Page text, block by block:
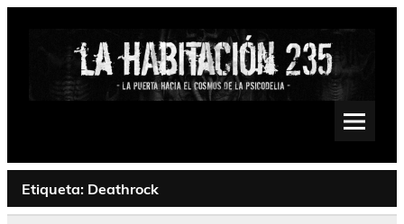
Saltar
Psychedelic, Stoner, Doom, Sludge, Fuzz, Space, Drone
Etiqueta: Deathrock